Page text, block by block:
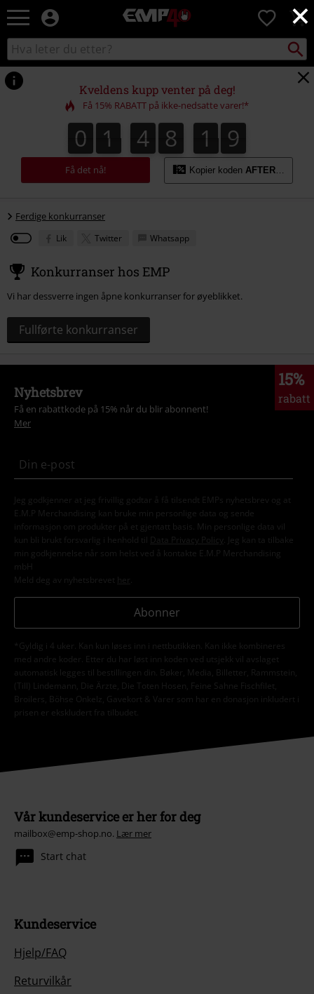
×
EMP
Musikk,
TV
gaming
merch
-
Alternativ
mote
0
Søk
i
katalogen
Søk
Kveldens kupp venter på deg!
Få 15% RABATT på ikke-nedsatte varer!*
0
0 1
1 4
4 8
8 1
2
1 8
9
8
0
9
Få det nå! Kopier koden AFTERWORK
Ferdige konkurranser
Lik Twitter Whatsapp
Konkurranser hos EMP
Vi har dessverre ingen åpne konkurranser for øyeblikket.
Fullførte konkurranser
15%
rabatt
Nyhetsbrev
Få en rabattkode på 15% når du blir abonnent!
Mer
Jeg godkjenner at jeg frivillig godtar å få tilsendt EMPs nyhetsbrev og at
E.M.P Merchandising kan bruke min personlige data og sende
informasjon om produkter på et gjentatt basis. Min personlige data vil
kun bli brukt forsvarlig i henhold til
Data Privacy Policy
. Jeg kan ta tilbake
min godkjennelse når som helst ved å kontakte E.M.P Merchandising
mbH
Meld deg av nyhetsbrevet her
Abonner
*Gyldig i 4 uker. Kan kun løses inn i nettbutikken. Kan ikke kombineres
med andre koder. Etter du har løst inn koden ved utsjekk vil avslaget
automatisk legges til bestillingen din. Bøker, Media, Billetter, Rammstein,
(Till) Lindemann, Die Ärzte, Die Toten Hosen, Feine Sahne Fischfilet,
Broilers, Böhse Onkelz, Gavekort & Varer som har en donasjon inkludert i
prisen er ekskludert fra tilbudet.
Vår kundeservice er her for deg
mailbox@emp-shop.no. Lær mer
Start chat
Kundeservice
Hjelp/FAQ
Returvilkår